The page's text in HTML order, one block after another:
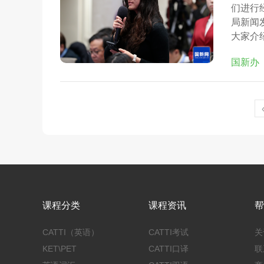
们进行
局新闻
大家介
国新办
课程分类
CATTI（英语）
KET\PET
课程资讯
CATTI考试
CATTI口译